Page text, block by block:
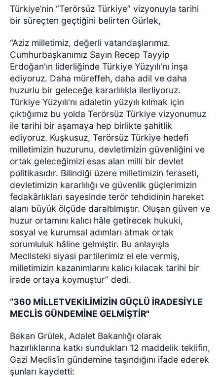
Türkiye’nin “Terörsüz Türkiye” vizyonuyla tarihi
bir süreçten geçtiğini belirten Gürlek,
“Aziz milletimiz, değerli vatandaşlarımız.
Cumhurbaşkanımız Sayın Recep Tayyip
Erdoğan'ın liderliğinde Türkiye Yüzyılı'nı inşa
ediyoruz. Daha müreffeh, daha adil ve daha
huzurlu bir geleceğe kararlılıkla ilerliyoruz.
Türkiye Yüzyılı'nı adaletin yüzyılı kılmak için
çıktığımız bu yolda Terörsüz Türkiye vizyonumuz
ile tarihi bir aşamaya hep birlikte şahitlik
ediyoruz. Kuşkusuz, Terörsüz Türkiye hedefi
milletimizin huzurunu, devletimizin güvenliğini ve
ortak geleceğimizi esas alan milli bir devlet
politikasıdır. Bilindiği üzere milletimizin feraseti,
devletimizin kararlılığı ve güvenlik güçlerimizin
fedakârlıkları sayesinde terör tehdidinin hareket
alanı büyük ölçüde daraltılmıştır. Oluşan güven ve
huzur ortamını kalıcı hâle getirecek hukuki,
sosyal ve kurumsal adımları atmak ortak
sorumluluk hâline gelmiştir. Bu anlayışla
Meclisteki siyasi partilerimiz el ele vermiş,
milletimizin kazanımlarını kalıcı kılacak tarihi bir
irade ortaya koymuştur” dedi.
“360 MİLLETVEKİLİMİZİN GÜÇLÜ İRADESİYLE
MECLİS GÜNDEMİNE GELMİŞTİR"
Bakan Grülek, Adalet Bakanlığı olarak
hazırlıklarına katkı sundukları 12 maddelik teklifin,
Gazi Meclis’in gündemine taşındığını ifade ederek
şunları kaydetti: